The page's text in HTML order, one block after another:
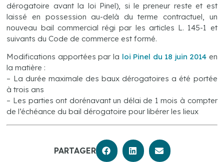
dérogatoire avant la loi Pinel), si le preneur reste et est
laissé en possession au-delà du terme contractuel, un
nouveau bail commercial régi par les articles L. 145-1 et
suivants du Code de commerce est formé.
Modifications apportées par la loi Pinel du 18 juin 2014 en
la matière :
– La durée maximale des baux dérogatoires a été portée
à trois ans
– Les parties ont dorénavant un délai de 1 mois à compter
de l’échéance du bail dérogatoire pour libérer les lieux
PARTAGER